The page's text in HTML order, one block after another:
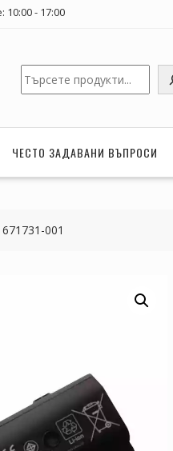
- 17:00
Търсене
ЧЕСТО ЗАДАВАНИ ВЪПРОСИ
001